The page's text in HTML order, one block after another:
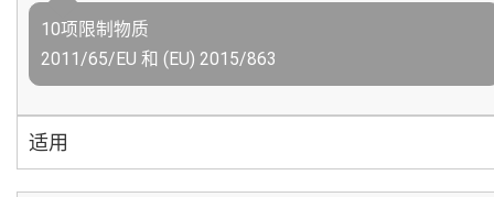
10项限制物质
2011/65/EU 和 (EU) 2015/863
适用